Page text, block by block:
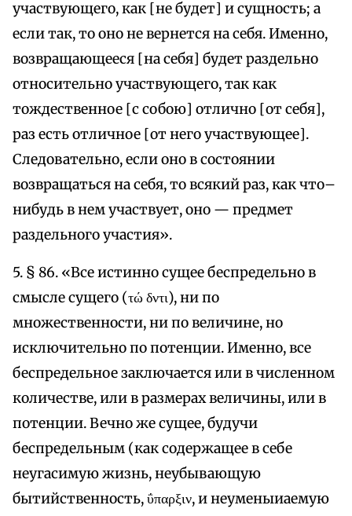
участвующего, как [не будет] и сущность; а
если так, то оно не вернется на себя. Именно,
возвращающееся [на себя] будет раздельно
относительно участвующего, так как
тождественное [с собою] отлично [от себя],
раз есть отличное [от него участвующее].
Следовательно, если оно в состоянии
возвращаться на себя, то всякий раз, как что–
нибудь в нем участвует, оно — предмет
раздельного участия».
5. § 86. «Все истинно сущее беспредельно в
смысле сущего (τώ δντι), ни по
множественности, ни по величине, но
исключительно по потенции. Именно, все
беспредельное заключается или в численном
количестве, или в размерах величины, или в
потенции. Вечно же сущее, будучи
беспредельным (как содержащее в себе
неугасимую жизнь, неубывающую
бытийственность, ΰπαρξιν, и неуменыиаемую